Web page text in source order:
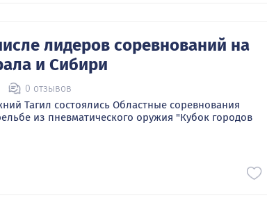
лидеров соревнований на
и Сибири
0 отзывов
Тагил состоялись Областные соревнования
из пневматического оружия "Кубок городов